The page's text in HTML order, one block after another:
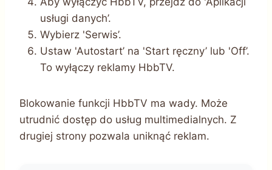
usługi danych’.
Wybierz 'Serwis’.
Ustaw 'Autostart’ na 'Start ręczny’ lub 'Off’.
To wyłączy reklamy HbbTV.
Blokowanie funkcji HbbTV ma wady. Może
utrudnić dostęp do usług multimedialnych. Z
drugiej strony pozwala uniknąć reklam.